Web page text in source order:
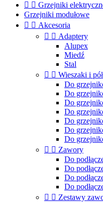
  Grzejniki
Grzejniki modułowe
  Akcesoria
  Adaptery
Alupex
Miedź
Stal
  Wieszaki i
Do
Do
Do
Do
Do
Do
Do
  Zawory
Do
Do
Do
Do
  Zestawy